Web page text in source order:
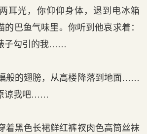
耳光，你仰仰身体，退到电冰箱
的巴鱼气味里。你听到他哀求着：
子勾引的我……
般的翅膀，从高楼降落到地面……
谅我吧……
黑色长裙鲜红裤衩肉色高筒丝袜